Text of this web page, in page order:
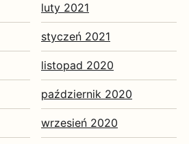
luty 2021
styczeń 2021
listopad 2020
październik 2020
wrzesień 2020